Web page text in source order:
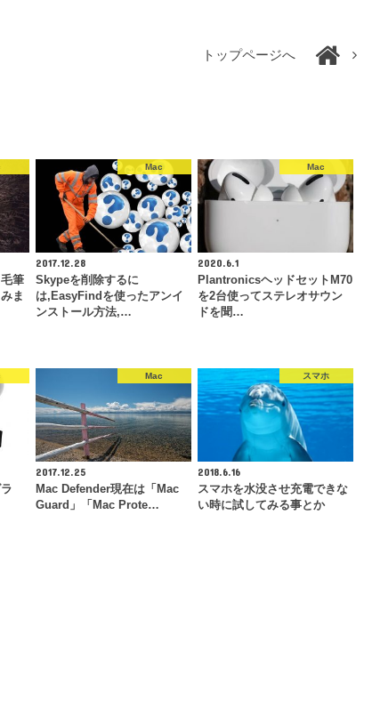
トップページへ
筆
ま
Mac
2017.12.28
Skypeを削除するに
は,EasyFindを使ったアンイ
ンストール方法,…
Mac
2020.6.1
PlantronicsヘッドセットM70
を2台使ってステレオサウン
ドを聞…
Mac
2017.12.25
Mac Defender現在は「Mac
Guard」「Mac Prote…
スマホ
2018.6.16
スマホを水没させ充電できな
い時に試してみる事とか